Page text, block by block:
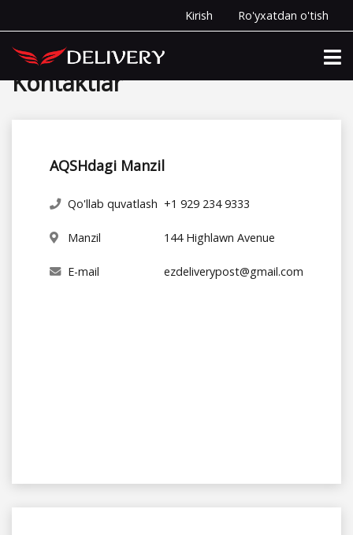
Kirish Ro'yxatdan o'tish
Kontaktlar
AQSHdagi Manzil
Qo'llab quvatlash +1 929 234 9333
Manzil 144 Highlawn Avenue
E-mail ezdeliverypost@gmail.com